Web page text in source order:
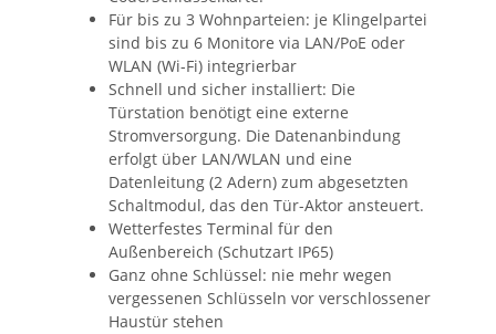
Für bis zu 3 Wohnparteien: je Klingelpartei
sind bis zu 6 Monitore via LAN/PoE oder
WLAN (Wi-Fi) integrierbar
Schnell und sicher installiert: Die
Türstation benötigt eine externe
Stromversorgung. Die Datenanbindung
erfolgt über LAN/WLAN und eine
Datenleitung (2 Adern) zum abgesetzten
Schaltmodul, das den Tür-Aktor ansteuert.
Wetterfestes Terminal für den
Außenbereich (Schutzart IP65)
Ganz ohne Schlüssel: nie mehr wegen
vergessenen Schlüsseln vor verschlossener
Haustür stehen